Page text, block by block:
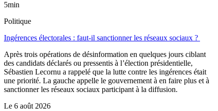
5min
Politique
Ingérences électorales : faut-il sanctionner les réseaux sociaux ?
Après trois opérations de désinformation en quelques jours ciblant
des candidats déclarés ou pressentis à l’élection présidentielle,
Sébastien Lecornu a rappelé que la lutte contre les ingérences était
une priorité. La gauche appelle le gouvernement à en faire plus et à
sanctionner les réseaux sociaux participant à la diffusion.
Le 6 août 2026